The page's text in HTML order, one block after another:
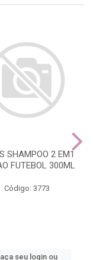
SHAMPOO 2 EM1
FUTEBOL 300ML
Código: 3773
seu login ou